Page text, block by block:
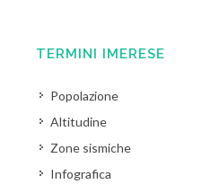
TERMINI IMERESE
Popolazione
Altitudine
Zone sismiche
Infografica